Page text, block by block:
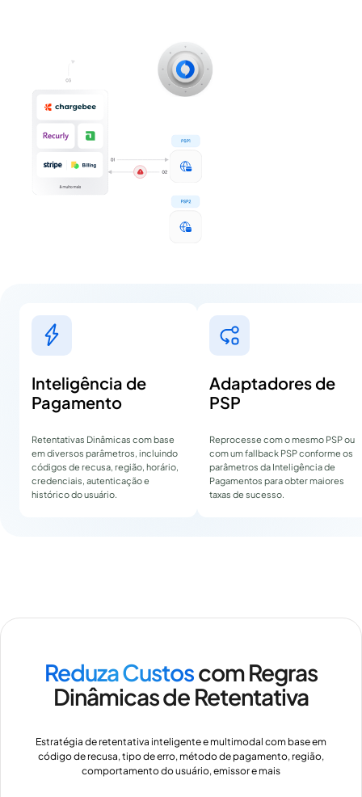
Inteligência de
Pagamento
Retentativas Dinâmicas com base
em diversos parâmetros, incluindo
códigos de recusa, região, horário,
credenciais, autenticação e
histórico do usuário.
Adaptadores de
PSP
Reprocesse com o mesmo PSP ou
com um fallback PSP conforme os
parâmetros da Inteligência de
Pagamentos para obter maiores
taxas de sucesso.
Reduza Custoscom Regras
Dinâmicas de Retentativa
Estratégia de retentativa inteligente e multimodal com base em
código de recusa, tipo de erro, método de pagamento, região,
comportamento do usuário, emissor e mais